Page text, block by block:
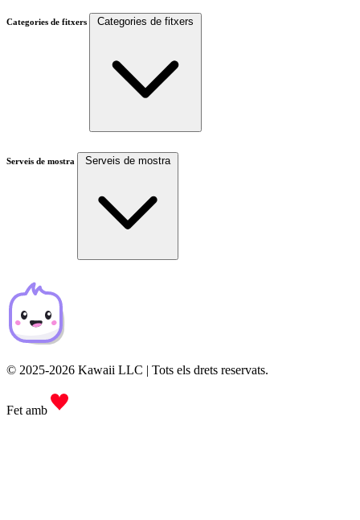
Categories de fitxers Categories de fitxers
Serveis de mostra Serveis de mostra
© 2025-2026 Kawaii LLC | Tots els drets reservats.
Fet amb